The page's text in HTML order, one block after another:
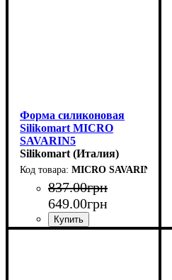
Форма силиконовая
Silikomart MICRO
SAVARIN5
(d26мм,h12мм,5мл)
Silikomart (Италия)
MICRO SAVARIN5
837.00грн
649.00грн